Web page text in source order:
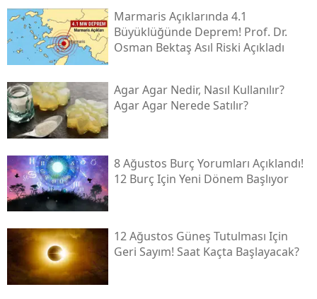
Marmaris Açıklarında 4.1
Büyüklüğünde Deprem! Prof. Dr.
Osman Bektaş Asıl Riski Açıkladı
Agar Agar Nedir, Nasıl Kullanılır?
Agar Agar Nerede Satılır?
8 Ağustos Burç Yorumları Açıklandı!
12 Burç Için Yeni Dönem Başlıyor
12 Ağustos Güneş Tutulması Için
Geri Sayım! Saat Kaçta Başlayacak?